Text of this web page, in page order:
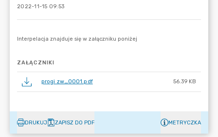
2022-11-15 09:53
ZAŁĄCZNIKI
progi zw_0001.pdf 56.39 KB
DRUKUJ ZAPISZ DO PDF METRYCZKA